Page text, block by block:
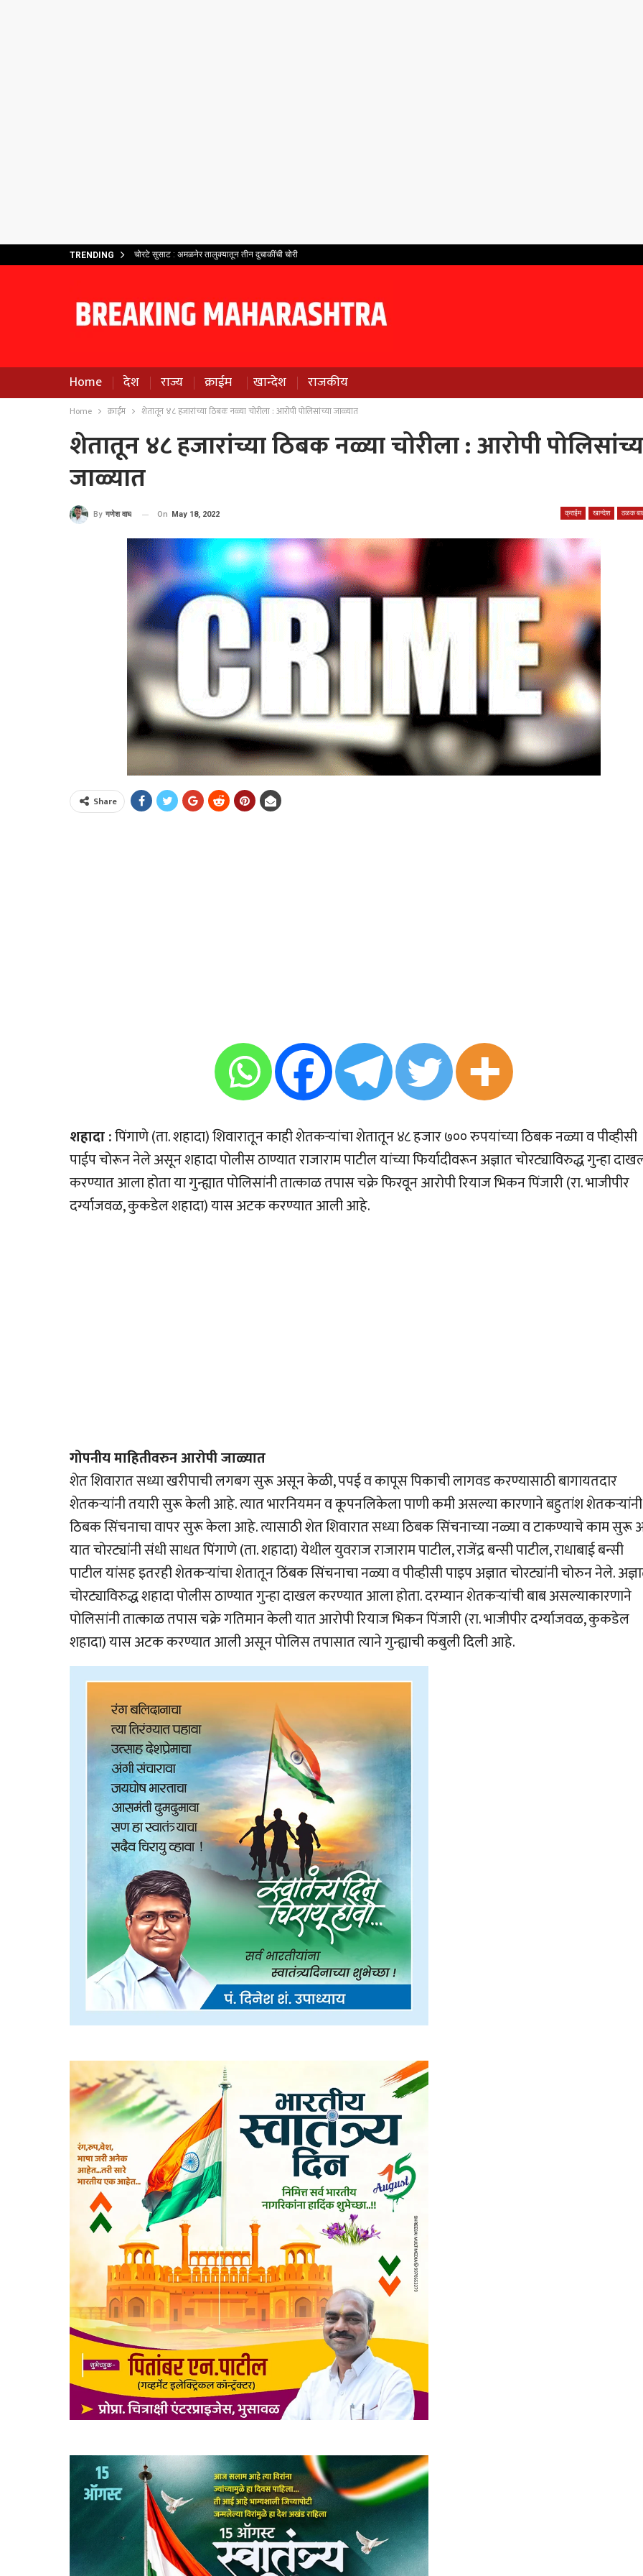
TRENDING चोरटे सुसाट : अमळनेर तालुक्यातून तीन दुचाकींची चोरी
Home देश राज्य क्राईम खान्देश राजकीय
Home क्राईम शेतातून ४८ हजारांच्या ठिबक नळ्या चोरीला : आरोपी पोलिसांच्या जाळ्यात
शेतातून ४८ हजारांच्या ठिबक नळ्या चोरीला : आरोपी
जाळ्यात
क्राईम खान्देश ठळक
By गणेश वाघ On May 18, 2022
Share
शहादा :पिंगाणे (ता. शहादा) शिवारातून काही शेतकऱ्यांचा शेतातून ४८ हजार ७०० रुपयांच्या ठिबक नळ्या व पीव्हीसी
पाईप चोरून नेले असून शहादा पोलीस ठाण्यात राजाराम पाटील यांच्या फिर्यादीवरून अज्ञात चोरट्याविरुद्ध गुन्हा
करण्यात आला होता या गुन्ह्यात पोलिसांनी तात्काळ तपास चक्रे फिरवून आरोपी रियाज भिकन पिंजारी (रा. भाजीपीर
दर्ग्याजवळ, कुकडेल शहादा) यास अटक करण्यात आली आहे.
गोपनीय माहितीवरुन आरोपी जाळ्यात
शेत शिवारात सध्या खरीपाची लगबग सुरू असून केळी, पपई व कापूस पिकाची लागवड करण्यासाठी बागायतदार
शेतकऱ्यांनी तयारी सुरू केली आहे. त्यात भारनियमन व कूपनलिकेला पाणी कमी असल्या कारणाने बहुतांश शेतकऱ्यांनी
ठिबक सिंचनाचा वापर सुरू केला आहे. त्यासाठी शेत शिवारात सध्या ठिबक सिंचनाच्या नळ्या व टाकण्याचे काम
यात चोरट्यांनी संधी साधत पिंगाणे (ता. शहादा) येथील युवराज राजाराम पाटील, राजेंद्र बन्सी पाटील, राधाबाई बन्सी
पाटील यांसह इतरही शेतकऱ्यांचा शेतातून ठिंबक सिंचनाचा नळ्या व पीव्हीसी पाइप अज्ञात चोरट्यांनी चोरुन नेले.
चोरट्याविरुद्ध शहादा पोलीस ठाण्यात गुन्हा दाखल करण्यात आला होता. दरम्यान शेतकऱ्यांची बाब असल्याकारणाने
पोलिसांनी तात्काळ तपास चक्रे गतिमान केली यात आरोपी रियाज भिकन पिंजारी (रा. भाजीपीर दर्ग्याजवळ, कुकडेल
शहादा) यास अटक करण्यात आली असून पोलिस तपासात त्याने गुन्ह्याची कबुली दिली आहे.